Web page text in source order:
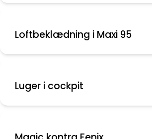
Loftbeklædning i Maxi 95
Luger i cockpit